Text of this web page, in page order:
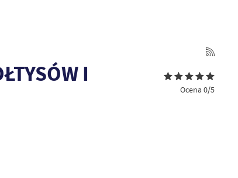
I
Ocena 0/5